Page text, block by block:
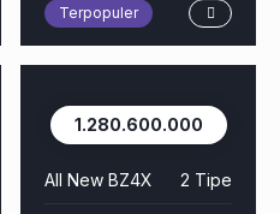
Terpopuler
1.280.600.000
All New BZ4X 2 Tipe